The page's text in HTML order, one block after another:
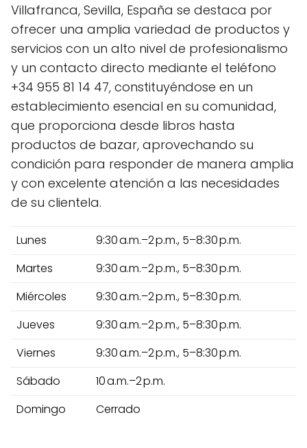
Villafranca, Sevilla, España se destaca por
ofrecer una amplia variedad de productos y
servicios con un alto nivel de profesionalismo
y un contacto directo mediante el teléfono
+34 955 81 14 47, constituyéndose en un
establecimiento esencial en su comunidad,
que proporciona desde libros hasta
productos de bazar, aprovechando su
condición para responder de manera amplia
y con excelente atención a las necesidades
de su clientela.
Lunes
9:30 a.m.–2 p.m., 5–8:30 p.m.
Martes
9:30 a.m.–2 p.m., 5–8:30 p.m.
Miércoles
9:30 a.m.–2 p.m., 5–8:30 p.m.
Jueves
9:30 a.m.–2 p.m., 5–8:30 p.m.
Viernes
9:30 a.m.–2 p.m., 5–8:30 p.m.
Sábado
10 a.m.–2 p.m.
Domingo
Cerrado